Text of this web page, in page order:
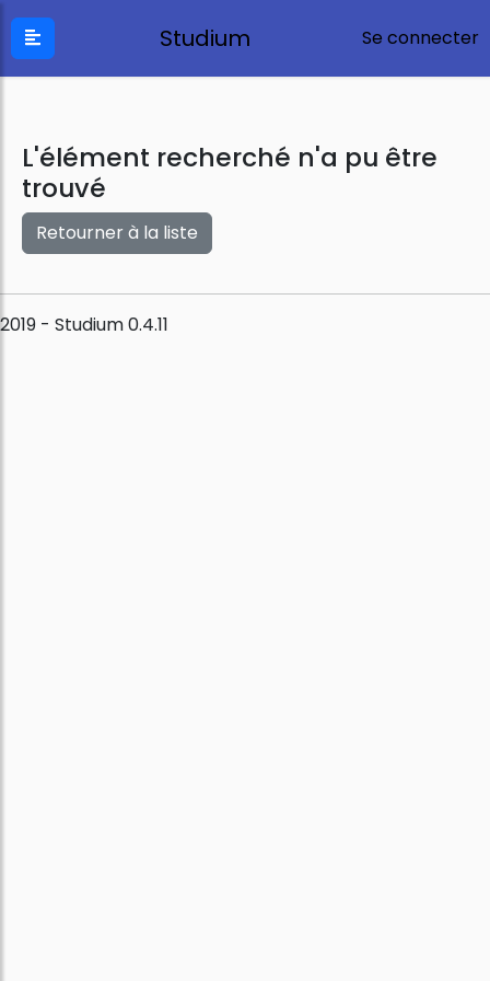
Studium Se connecter
L'élément recherché n'a pu être
trouvé
Retourner à la liste
2019 - Studium 0.4.11